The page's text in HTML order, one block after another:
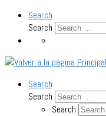
Search
Search
Search
Search
Search